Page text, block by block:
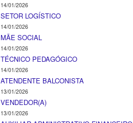
14/01/2026
SETOR LOGÍSTICO
14/01/2026
MÃE SOCIAL
14/01/2026
TÉCNICO PEDAGÓGICO
14/01/2026
ATENDENTE BALCONISTA
13/01/2026
VENDEDOR(A)
13/01/2026